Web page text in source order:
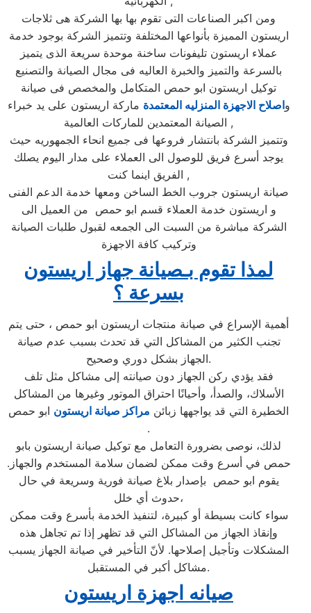
ومن اكبر الصناعات التى تقوم بها بها الشركة هى ثلاجات
اريستون المميزة بأنواعها المختلفة وتتميز الشركة بوجود خدمة
عملاء اريستون تليفونات ساخنة موحدة سريعة الذى يتميز
بالسرعة والتميز والخبرة العاليه فى مجال الصيانة والتصنيع
توكيل اريستون ابو حمص المتكامل والمخصص فى صيانة
واصلاح الاجهزة المنزليه المعتمدة ماركة اريستون على يد خبراء
الصيانة المعتمدين للماركات العالمية ,
وتتميز الشركة بانتشار فروعها فى جميع انحاء الجمهوريه حيث
يوجد أسرع فريق للوصول الى العملاء على مدار اليوم يصلك
الفريق اينما كنت ,
صيانة اريستون جروب الخط الساخن ومعها خدمة الدعم الفنى
و اريستون خدمة العملاء قسم ابو حمص من العميل الى
الشركة مباشرة من السبت الى الجمعه لقبول طلبات الصيانة
وتركيب كافة الاجهزة
لمذا تقوم بـصيانة جهاز اريستون
بسرعة ؟
أهمية الإسراع في صيانة منتجات اريستون ابو حمص ، حتى يتم
تجنب الكثير من المشاكل التي قد تحدث بسبب عدم صيانة
الجهاز بشكل دوري وصحيح.
فقد يؤدي ركن الجهاز دون صيانته إلى مشاكل مثل تلف
الأسلاك، والصدأ، وأحيانًا احتراق الموتور وغيرها من المشاكل
الخطيرة التي قد يواجهها زبائن مراكز صيانة اريستون ابو حمص
.
لذلك، نوصى بضرورة التعامل مع توكيل صيانة اريستون بابو
حمص في أسرع وقت ممكن لضمان سلامة المستخدم والجهاز.
يقوم ابو حمص بإصدار بلاغ صيانة فورية وسريعة في حال
حدوث أي خلل،
سواء كانت بسيطة أو كبيرة، لتنفيذ الخدمة بأسرع وقت ممكن
وإنقاذ الجهاز من المشاكل التي قد تظهر إذا تم تجاهل هذه
المشكلات وتأجيل إصلاحها. لأنّ التأخير في صيانة الجهاز يسبب
مشاكل أكبر في المستقبل.
صيانه اجهزة اريستون